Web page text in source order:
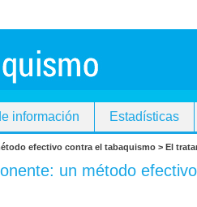
información Estadísticas
efectivo contra el tabaquismo > El
un método